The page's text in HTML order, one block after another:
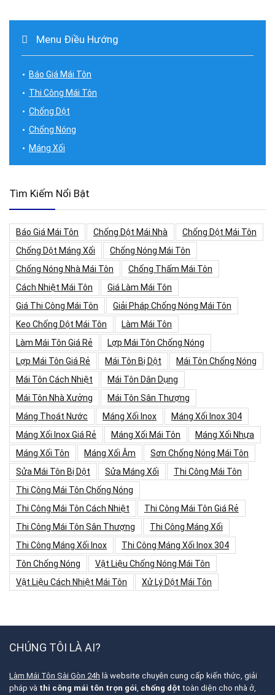
Menu Điều Hướng
Báo Giá Mái Tôn
Thi Công Mái Tôn
Chống Dột
Chống Nóng
Máng Xối
Tìm Kiếm Nổi Bật
Báo Giá Mái Tôn Chống Dột Mái Nhà
Chống Dột Mái Tôn
Chống Dột Máng Xối
Chống Nóng Mái Tôn
Chống Nóng Nhà Mái Tôn
Chống Thấm Mái Tôn
Cách Nhiệt Mái Tôn
Giá Làm Mái Tôn
Giá Thi Công Mái Tôn
Giải Pháp Chống Nóng Mái Tôn
Keo Chống Dột Mái Tôn
Làm Mái Tôn
Làm Mái Tôn Giá Rẻ
Lợp Mái Tôn Chống Nóng
Lợp Mái Tôn Giá Rẻ
Mái Tôn Bị Dột
Mái Tôn Chống Nóng
Mái Tôn Cách Nhiệt
Mái Tôn Dân Dụng
Mái Tôn Nhà Xưởng
Mái Tôn Sân Thượng
Máng Thoát Nước
Máng Xối Inox
Máng Xối Inox 304
Máng Xối Inox Giá Rẻ
Máng Xối Mái Tôn
Máng Xối Nhựa
Máng Xối Tôn
Máng Xối Âm
Sơn Chống Nóng Mái Tôn
Sửa Mái Tôn Bị Dột
Sửa Máng Xối
Thi Công Mái Tôn
Thi Công Mái Tôn Chống Nóng
Thi Công Mái Tôn Cách Nhiệt
Thi Công Mái Tôn Giá Rẻ
Thi Công Mái Tôn Sân Thượng
Thi Công Máng Xối
Thi Công Máng Xối Inox
Thi Công Máng Xối Inox 304
Tôn Chống Nóng
Vật Liệu Chống Nóng Mái Tôn
Vật Liệu Cách Nhiệt Mái Tôn
Xử Lý Dột Mái Tôn
CHÚNG TÔI LÀ AI?
Làm Mái Tôn Sài Gòn 24h là website chuyên cung cấp kiến thức, giải
pháp và thi công mái tôn trọn gói, chống dột toàn diện cho nhà ở,